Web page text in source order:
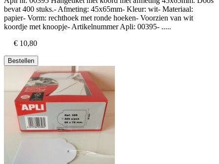
bevat 400 stuks.- Afmeting: 45x65mm- Kleur: wit- Materiaal:
papier- Vorm: rechthoek met ronde hoeken- Voorzien van wit
koordje met knoopje- Artikelnummer Apli: 00395- .....
€ 10,80
Bestellen